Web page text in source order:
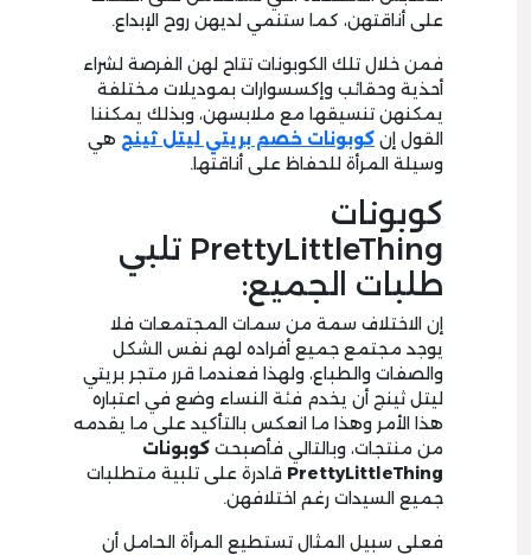
على أناقتهن، كما ستنمي لديهن روح الإبداع.
فمن خلال تلك الكوبونات تتاح لهن الفرصة لشراء
أحذية وحقائب وإكسسوارات بموديلات مختلفة
يمكنهن تنسيقها مع ملابسهن، وبذلك يمكننا
القول إن كوبونات خصم بريتي ليتل ثينج هي
وسيلة المرأة للحفاظ على أناقتها.
كوبونات
PrettyLittleThing تلبي
طلبات الجميع:
إن الاختلاف سمة من سمات المجتمعات فلا
يوجد مجتمع جميع أفراده لهم نفس الشكل
والصفات والطباع، ولهذا فعندما قرر متجر بريتي
ليتل ثينج أن يخدم فئة النساء وضع في اعتباره
هذا الأمر وهذا ما انعكس بالتأكيد على ما يقدمه
من منتجات، وبالتالي فأصبحت كوبونات
PrettyLittleThing قادرة على تلبية متطلبات
جميع السيدات رغم اختلافهن.
فعلى سبيل المثال تستطيع المرأة الحامل أن